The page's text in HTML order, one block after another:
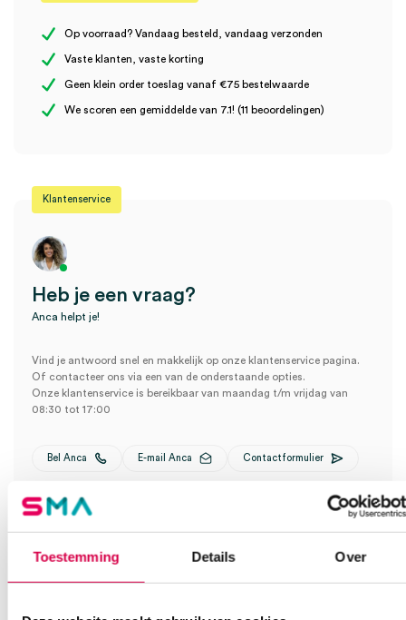
Toestemming Details Over
steriel (50×2)” te beoordelen
Op voorraad? Vandaag besteld, vandaag verzonden
Vaste klanten, vaste korting
Geen klein order toeslag vanaf €75 bestelwaarde
We scoren een gemiddelde van 7.1! (11 beoordelingen)
Klantenservice
Heb je een vraag?
Anca helpt je!
Vind je antwoord snel en makkelijk op onze klantenservice pagina.
Of contacteer ons via een van de onderstaande opties.
Onze klantenservice is bereikbaar van maandag t/m vrijdag van
08:30 tot 17:00
Bel Anca E-mail Anca Contactformulier